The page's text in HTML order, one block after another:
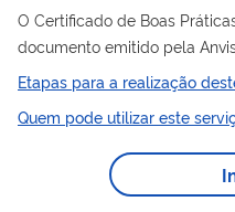
O Certificado de Boas
documento emitido pela
estabelecimento cumpre com
O Certificado é emitido por
linhas de produção e/ou
quais a empresa foi
Etapas para a realização
Quem pode utilizar este